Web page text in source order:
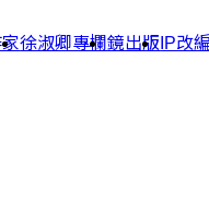
徐淑卿專欄鏡出版 IP改